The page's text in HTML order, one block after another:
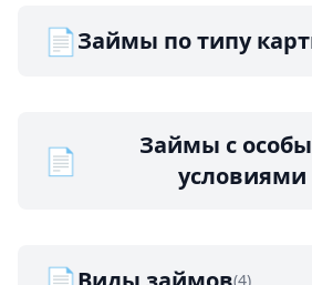
📄Займы по типу
📄
Займы с
условиями
(4)